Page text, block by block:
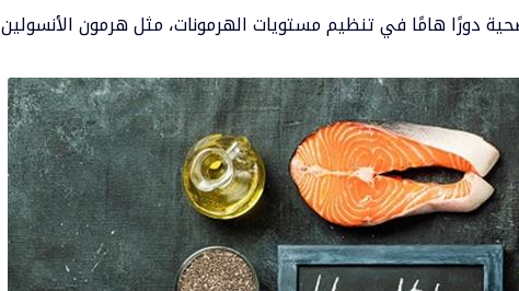
دورًا هامًا في تنظيم مستويات الهرمونات، مثل هرمون الأنسولين